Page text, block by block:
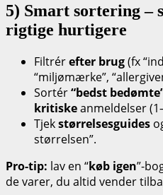
5) Smart sortering –
rigtige hurtigere
Filtrérefter brug(fx
“miljømærke”,
Sortér“bedst
kritiskeanmeldelser
Tjekstørrelsesguides
størrelsen”.
Pro-tip: lav en “køb igen”-
de varer, du altid vender